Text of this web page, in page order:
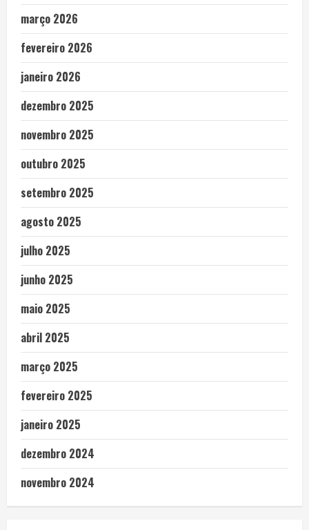
março 2026
fevereiro 2026
janeiro 2026
dezembro 2025
novembro 2025
outubro 2025
setembro 2025
agosto 2025
julho 2025
junho 2025
maio 2025
abril 2025
março 2025
fevereiro 2025
janeiro 2025
dezembro 2024
novembro 2024